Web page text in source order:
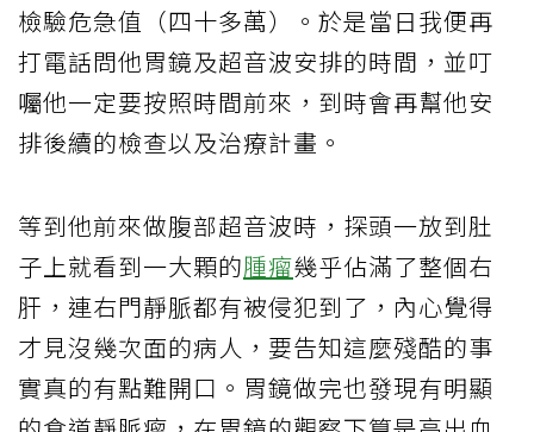
檢驗危急值（四十多萬）。於是當日我便再
打電話問他胃鏡及超音波安排的時間，並叮
囑他一定要按照時間前來，到時會再幫他安
排後續的檢查以及治療計畫。
等到他前來做腹部超音波時，探頭一放到肚
子上就看到一大顆的腫瘤幾乎佔滿了整個右
肝，連右門靜脈都有被侵犯到了，內心覺得
才見沒幾次面的病人，要告知這麼殘酷的事
實真的有點難開口。胃鏡做完也發現有明顯